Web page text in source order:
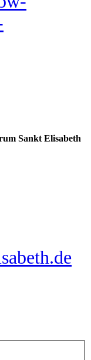
Sankt Elisabeth